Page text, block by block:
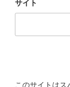
サイト
このサイトはス